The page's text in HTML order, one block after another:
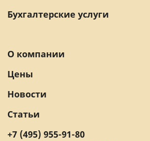
Бухгалтерские услуги
+7 (495) 955-91-80
О компании
Цены
Новости
Статьи